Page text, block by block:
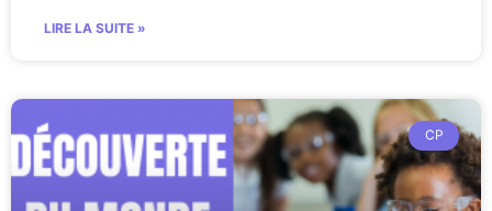
LIRE LA SUITE »
CP